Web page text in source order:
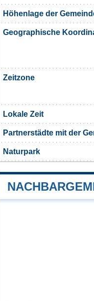
Höhenlage der
Geographische
Zeitzone
Lokale Zeit
Partnerstädte mit der
Naturpark